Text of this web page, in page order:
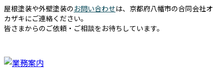
屋根塗装や外壁塗装のお問い合わせは、京都府八幡市の合同会社オ
カザキにご連絡ください。
皆さまからのご依頼・ご相談をお待ちしています。